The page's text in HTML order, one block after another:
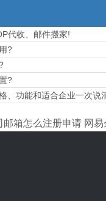
代收、邮件搬家!
?
?
、功能和适合企业一次说
邮箱怎么注册申请 网